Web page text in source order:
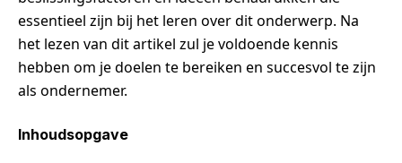
essentieel zijn bij het leren over dit onderwerp. Na
het lezen van dit artikel zul je voldoende kennis
hebben om je doelen te bereiken en succesvol te zijn
als ondernemer.
Inhoudsopgave